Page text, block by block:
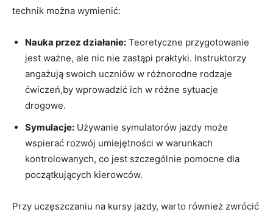
technik można wymienić:
Nauka przez działanie: Teoretyczne przygotowanie
⁤jest ważne, ale⁢ nic nie‌ zastąpi praktyki. Instruktorzy
angażują swoich uczniów ‍w różnorodne rodzaje
ćwiczeń,by wprowadzić ich w różne sytuacje
drogowe.
Symulacje: Używanie symulatorów jazdy ​może⁢
wspierać⁤ rozwój umiejętności w warunkach
kontrolowanych, co jest szczególnie pomocne dla
początkujących ⁤kierowców.
Przy uczęszczaniu na kursy jazdy, ⁢warto również zwrócić‍